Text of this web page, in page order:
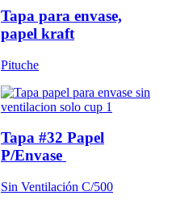
Tapa para envase,
papel kraft
Pituche
Tapa #32 Papel
P/Envase
Sin Ventilación C/500